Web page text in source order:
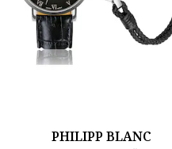
PHILIPP BLANC